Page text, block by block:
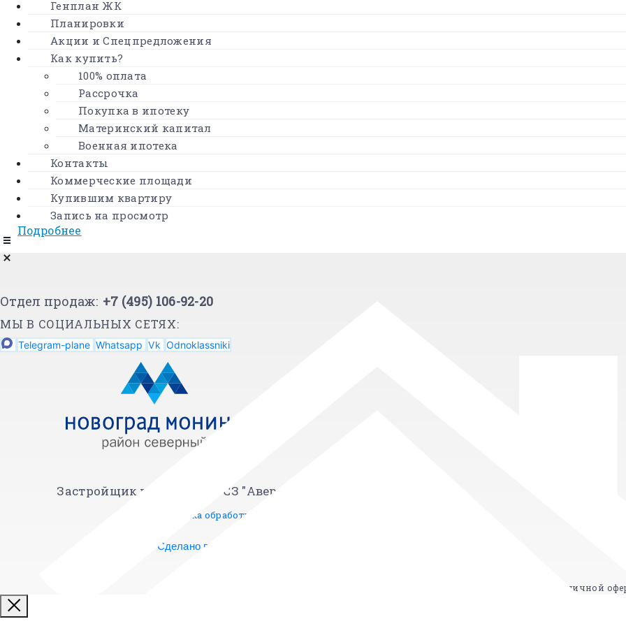
Генплан ЖК
Планировки
Акции и Спецпредложения
Как купить?
100% оплата
Рассрочка
Покупка в ипотеку
Материнский капитал
Военная ипотека
Контакты
Коммерческие площади
Купившим квартиру
Запись на просмотр
важных решений и новых начинаний.
Подробнее
Квартира на старте с выгодой до
1 900 000 рублей
При покупке квартиры на этапе строительства
по договору долевого участия (ДДУ) стоимость
может быть до 1 900 000 ₽ ниже, чем у
обусловлена стадией готовности объекта и
условиями приобретения.
Подробнее
Отдел продаж: +7 (495) 106-92-20
МЫ В СОЦИАЛЬНЫХ СЕТЯХ:
Telegram-plane Whatsapp Vk Odnoklassniki
Застройщик проекта ООО СЗ "Аверус"
Политика обработки данных
Сделано в агентстве Ракета
Условия и цены представленные на сайте не являются публичной